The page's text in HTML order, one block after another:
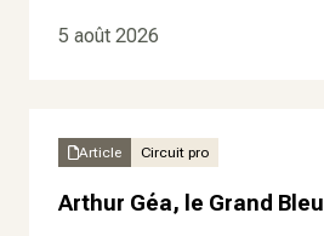
5 août 2026
Article Circuit pro
Arthur Géa, le Grand Bleu